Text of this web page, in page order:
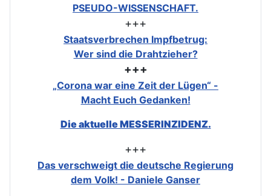
PSEUDO-WISSENSCHAFT.
+++
Staatsverbrechen Impfbetrug:
Wer sind die Drahtzieher?
+++
„Corona war eine Zeit der Lügen“ -
Macht Euch Gedanken!
Die aktuelle MESSERINZIDENZ.
+++
Das verschweigt die deutsche Regierung
dem Volk! - Daniele Ganser